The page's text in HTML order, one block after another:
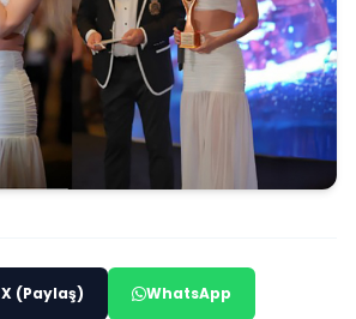
X (Paylaş) WhatsApp